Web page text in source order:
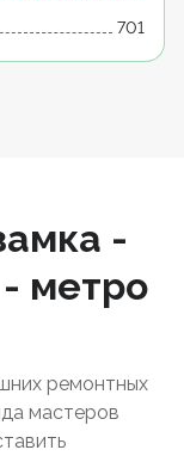
701
-
метро
ремонтных
мастеров